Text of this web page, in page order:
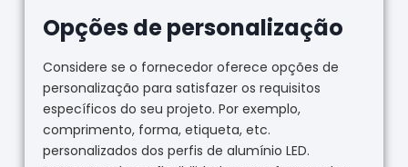
Opções de personalização
Considere se o fornecedor oferece opções de
personalização para satisfazer os requisitos
específicos do seu projeto. Por exemplo,
comprimento, forma, etiqueta, etc.
personalizados dos perfis de alumínio LED.